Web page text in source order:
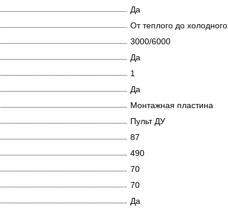
Да
От теплого до холодного
3000/6000
Да
1
Да
Монтажная пластина
Пульт ДУ
87
490
70
70
Да